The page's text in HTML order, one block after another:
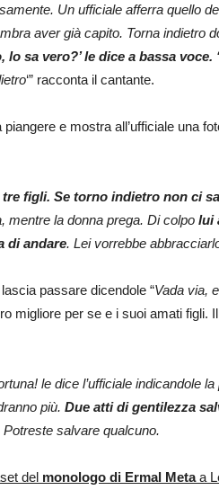
Un ufficiale afferra quello
aver già capito. Torna indietro
sa vero?’ le dice a bassa voce.
‘” racconta il cantante.
e mostra all’ufficiale una
figli. Se torno indietro non ci
mentre la donna prega. Di colpo lui
di andare. Lei vorrebbe
passare dicendole “Vada via,
migliore per se e i suoi amati
le dice l’ufficiale indicandole
più. Due atti di gentilezza
Potreste salvare qualcuno.
del monologo di Ermal Metaa